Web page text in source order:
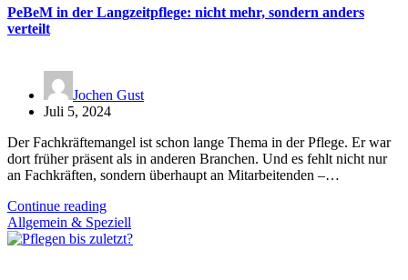
PeBeM in der Langzeitpflege: nicht mehr, sondern anders
verteilt
Jochen Gust
Juli 5, 2024
Der Fachkräftemangel ist schon lange Thema in der Pflege. Er war
dort früher präsent als in anderen Branchen. Und es fehlt nicht nur
an Fachkräften, sondern überhaupt an Mitarbeitenden –…
Continue reading
Allgemein & Speziell